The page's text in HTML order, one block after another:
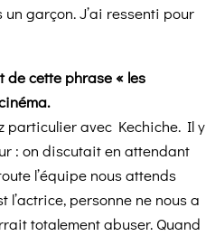
garçon. J’ai ressenti pour
de cette phrase « les
particulier avec Kechiche. Il y
: on discutait en attendant
l’équipe nous attends
personne ne nous a
totalement abuser. Quand